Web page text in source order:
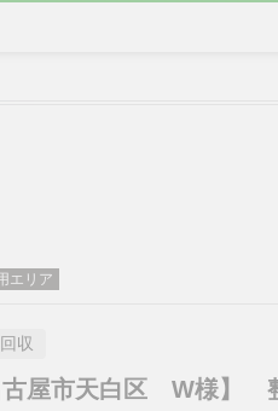
エリア
収
古屋市天白区 W様】